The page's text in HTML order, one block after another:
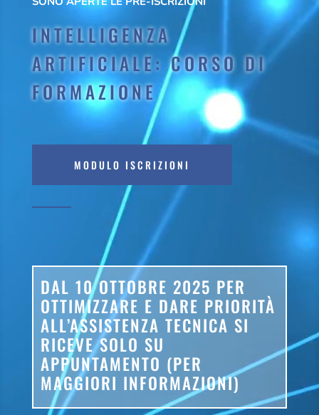
INTELLIGENZA
ARTIFICIALE: CORSO DI
FORMAZIONE
MODULO ISCRIZIONI
DAL 10 OTTOBRE 2025 PER
OTTIMIZZARE E DARE PRIORITÀ
ALL’ASSISTENZA TECNICA SI
RICEVE SOLO SU
APPUNTAMENTO (PER
MAGGIORI INFORMAZIONI)